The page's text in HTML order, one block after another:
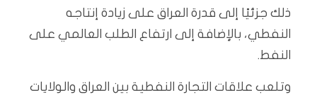
ذلك جزئيًا إلى قدرة العراق على زيادة إنتاجه
النفطي، بالإضافة إلى ارتفاع الطلب العالمي على
النفط.
وتلعب علاقات التجارة النفطية بين العراق والولايات